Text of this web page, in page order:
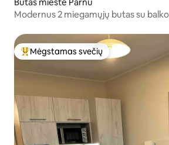
Modernus 2 miegamųjų butas su
Svečių mėgstamiausias
Mėgstamas svečių